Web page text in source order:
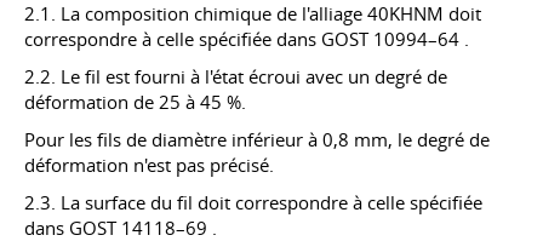
2.1. La composition chimique de l'alliage 40KHNM doit
correspondre à celle spécifiée dans GOST 10994–64 .
2.2. Le fil est fourni à l'état écroui avec un degré de
déformation de 25 à 45 %.
Pour les fils de diamètre inférieur à 0,8 mm, le degré de
déformation n'est pas précisé.
2.3. La surface du fil doit correspondre à celle spécifiée
dans GOST 14118–69 .